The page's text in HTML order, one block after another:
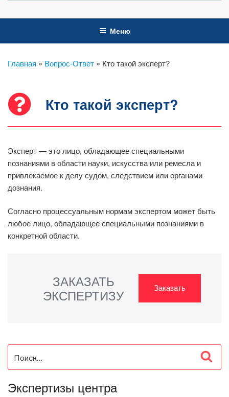
Меню
Главная » Вопрос-Ответ » Кто такой эксперт?
Кто такой эксперт?
Эксперт — это лицо, обладающее специальными
познаниями в области науки, искусства или ремесла и
привлекаемое к делу судом, следствием или органами
дознания.
Согласно процессуальным нормам экспертом может быть
любое лицо, обладающее специальными познаниями в
конкретной области.
ЗАКАЗАТЬ
ЭКСПЕРТИЗУ
Заказать
Экспертизы центра